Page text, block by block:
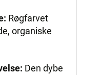
Røgfarvet
organiske
Den dybe